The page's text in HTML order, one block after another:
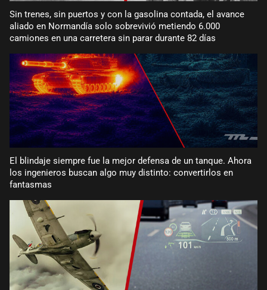
Sin trenes, sin puertos y con la gasolina contada, el avance
aliado en Normandía solo sobrevivió metiendo 6.000
camiones en una carretera sin parar durante 82 días
El blindaje siempre fue la mejor defensa de un tanque. Ahora
los ingenieros buscan algo muy distinto: convertirlos en
fantasmas